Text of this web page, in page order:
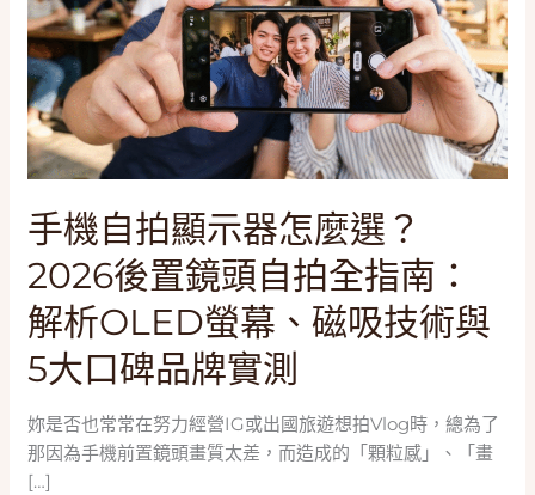
手機自拍顯示器怎麼選？
2026後置鏡頭自拍全指南：
解析OLED螢幕、磁吸技術與
5大口碑品牌實測
妳是否也常常在努力經營IG或出國旅遊想拍Vlog時，總為了
那因為手機前置鏡頭畫質太差，而造成的「顆粒感」、「畫
[…]
顯
示
器
怎
麼
選？
後
置
鏡
頭
自
拍
全
指
南：
解